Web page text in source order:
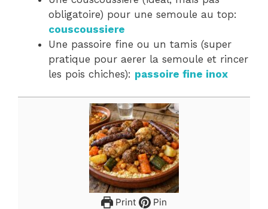
obligatoire) pour une semoule au top:
couscoussiere
Une passoire fine ou un tamis (super
pratique pour aerer la semoule et rincer
les pois chiches): passoire fine inox
Print Pin